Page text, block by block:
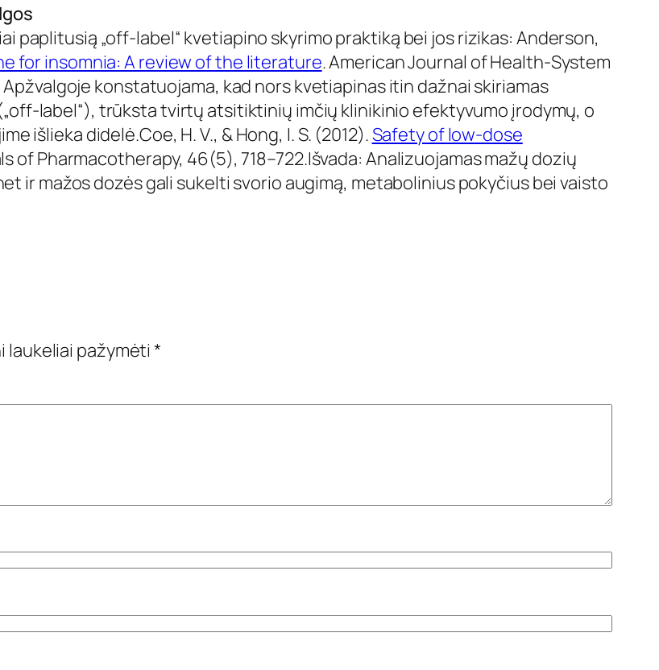
paplitusią „off-label“ kvetiapino skyrimo praktiką bei jos rizikas: Anderson,
for insomnia: A review of the literature. American Journal of Health-System
Apžvalgoje konstatuojama, kad nors kvetiapinas itin dažnai skiriamas
label“), trūksta tvirtų atsitiktinių imčių klinikinio efektyvumo įrodymų, o
išlieka didelė.Coe, H. V., & Hong, I. S. (2012).Safety of low-dose
of Pharmacotherapy, 46(5), 718–722.Išvada: Analizuojamas mažų dozių
ir mažos dozės gali sukelti svorio augimą, metabolinius pokyčius bei vaisto
laukeliai pažymėti*